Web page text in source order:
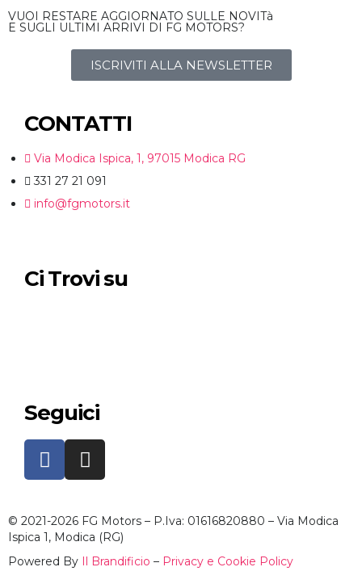
VUOI RESTARE AGGIORNATO SULLE NOVITà
E SUGLI ULTIMI ARRIVI DI FG MOTORS?
ISCRIVITI ALLA NEWSLETTER
CONTATTI
Via Modica Ispica, 1, 97015 Modica RG
331 27 21 091
info@fgmotors.it
Ci Trovi su
Seguici
© 2021-2026 FG Motors – P.Iva: 01616820880 – Via Modica
Ispica 1, Modica (RG)
Powered By Il Brandificio – Privacy e Cookie Policy